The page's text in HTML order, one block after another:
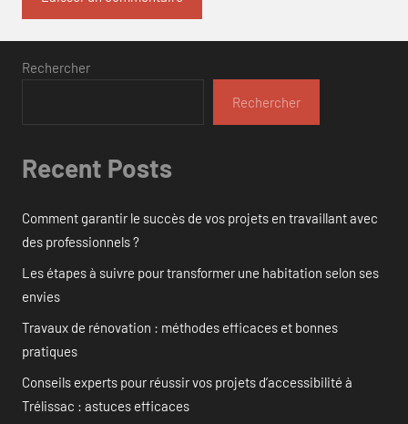
Rechercher
Rechercher
Recent Posts
Comment garantir le succès de vos projets en travaillant avec
des professionnels ?
Les étapes à suivre pour transformer une habitation selon ses
envies
Travaux de rénovation : méthodes efficaces et bonnes
pratiques
Conseils experts pour réussir vos projets d’accessibilité à
Trélissac : astuces efficaces